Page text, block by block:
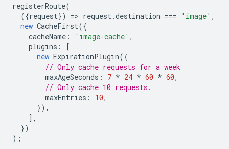
registerRoute(
({request}) => request .destination === 'image' ,
new CacheFirst({
cacheName : 'image-cache' ,
plugins :
[
new ExpirationPlugin({
// Only cache requests for a week
maxAgeSeconds : 7 * 24 * 60 * 60,
// Only cache 10 requests.
maxEntries : 10,
}),
],
})
);